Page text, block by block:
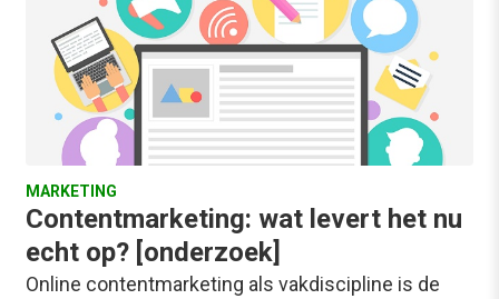
MARKETING
Contentmarketing: wat levert het nu
echt op? [onderzoek]
Online contentmarketing als vakdiscipline is de